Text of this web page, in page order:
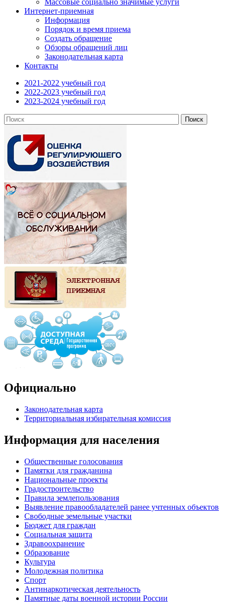
Массовые социально значимые услуги
Интернет-приемная
Информация
Порядок и время приема
Создать обращение
Обзоры обращений лиц
Законодательная карта
Контакты
2021-2022 учебный год
2022-2023 учебный год
2023-2024 учебный год
Официально
Законодательная карта
Территориальная избирательная комиссия
Информация для населения
Общественные голосования
Памятки для гражданина
Национальные проекты
Градостроительство
Правила землепользования
Выявление правообладателей ранее учтенных объектов
Свободные земельные участки
Бюджет для граждан
Социальная защита
Здравоохранение
Образование
Культура
Молодежная политика
Спорт
Антинаркотическая деятельность
Памятные даты военной истории России